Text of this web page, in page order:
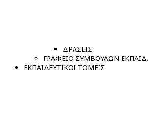
ΔΡΑΣΕΙΣ
ΓΡΑΦΕΙΟ ΣΥΜΒΟΥΛΩΝ ΕΚΠΑΙΔ.
ΕΚΠΑΙΔΕΥΤΙΚΟΙ ΤΟΜΕΙΣ